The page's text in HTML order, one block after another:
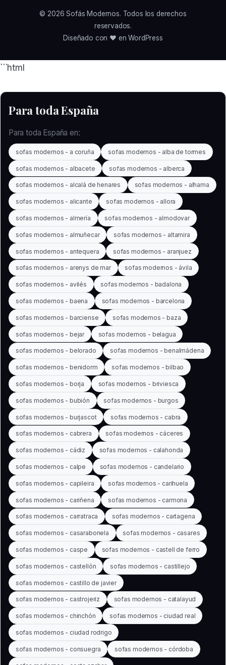
© 2026Sofás Modernos. Todos los derechos
reservados.
Diseñado con ❤️ en WordPress
```html
Para toda España
Para toda España en:
sofas modernos - a coruña sofas modernos - alba de tormes
sofas modernos - albacete sofas modernos - alberca
sofas modernos - alcalá de henares sofas modernos - alhama
sofas modernos - alicante sofas modernos - allora
sofas modernos - almería sofas modernos - almodovar
sofas modernos - almuñecar sofas modernos - altamira
sofas modernos - antequera sofas modernos - aranjuez
sofas modernos - arenys de mar sofas modernos - ávila
sofas modernos - avilés sofas modernos - badalona
sofas modernos - baena sofas modernos - barcelona
sofas modernos - barciense sofas modernos - baza
sofas modernos - bejar sofas modernos - belagua
sofas modernos - belorado sofas modernos - benalmádena
sofas modernos - benidorm sofas modernos - bilbao
sofas modernos - borja sofas modernos - briviesca
sofas modernos - bubión sofas modernos - burgos
sofas modernos - burjascot sofas modernos - cabra
sofas modernos - cabrera sofas modernos - cáceres
sofas modernos - cádiz sofas modernos - calahonda
sofas modernos - calpe sofas modernos - candelario
sofas modernos - capileira sofas modernos - carihuela
sofas modernos - cariñena sofas modernos - carmona
sofas modernos - carratraca sofas modernos - cartagena
sofas modernos - casarabonela sofas modernos - casares
sofas modernos - caspe sofas modernos - castell de ferro
sofas modernos - castellón sofas modernos - castillejo
sofas modernos - castillo de javier
sofas modernos - castrojeriz sofas modernos - catalayud
sofas modernos - chinchón sofas modernos - ciudad real
sofas modernos - ciudad rodrigo
sofas modernos - consuegra sofas modernos - córdoba